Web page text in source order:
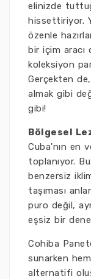
elinizde
hissettiriyor.
özenle
bir içim aracı
koleksiyon
Gerçekten
almak gibi
gibi!
Bölgesel
Cuba'nın en
toplanıyor.
benzersiz
taşıması
puro değil,
eşsiz bir
Cohiba
sunarken
alternatifi